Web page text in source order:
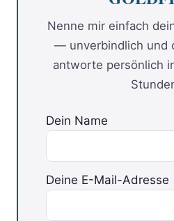
Nenne mir einfach
— unverbindlich und
antworte persönlich
Dein Name
Deine E-Mail-Adresse